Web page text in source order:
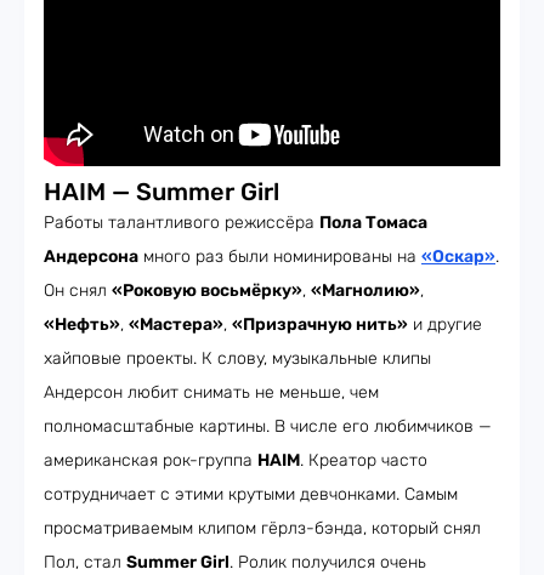
HAIM — Summer Girl
Работы талантливого режиссёра Пола Томаса
Андерсона много раз были номинированы на «Оскар».
Он снял «Роковую восьмёрку», «Магнолию»,
«Нефть», «Мастера», «Призрачную нить» и другие
хайповые проекты. К слову, музыкальные клипы
Андерсон любит снимать не меньше, чем
полномасштабные картины. В числе его любимчиков —
американская рок-группа HAIM. Креатор часто
сотрудничает с этими крутыми девчонками. Самым
просматриваемым клипом гёрлз-бэнда, который снял
Пол, стал Summer Girl. Ролик получился очень